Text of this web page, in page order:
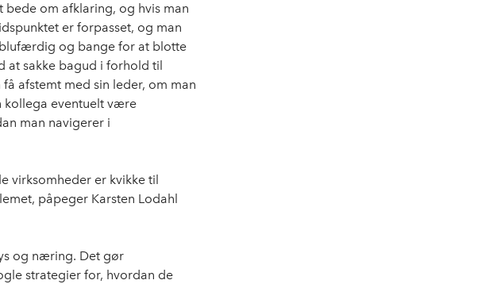
om afklaring, og hvis man
er forpasset, og man
og bange for at blotte
at sakke bagud i forhold til
afstemt med sin leder, om man
kollega eventuelt være
man navigerer i
virksomheder er kvikke til
påpeger Karsten Lodahl
og næring. Det gør
strategier for, hvordan de